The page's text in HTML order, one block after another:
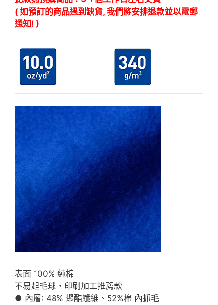
( 如預訂的商品遇到缺貨, 我們將安排退款並以電郵
通知! )
表面 100% 純棉
不易起毛球，印刷加工推薦款
● 內層: 48% 聚酯纖維、52%棉 內抓毛